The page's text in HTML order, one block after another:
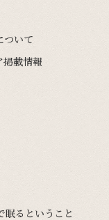
ついて
掲載情報
るということ